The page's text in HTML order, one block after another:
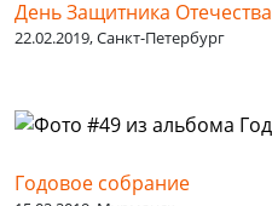
День Защитника Отечества
22.02.2019, Санкт-Петербург
Годовое собрание